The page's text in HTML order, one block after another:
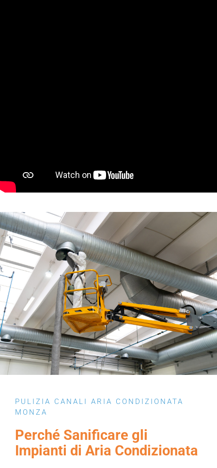
PULIZIA CANALI ARIA CONDIZIONATA
MONZA
Perché Sanificare gli
Impianti di Aria Condizionata